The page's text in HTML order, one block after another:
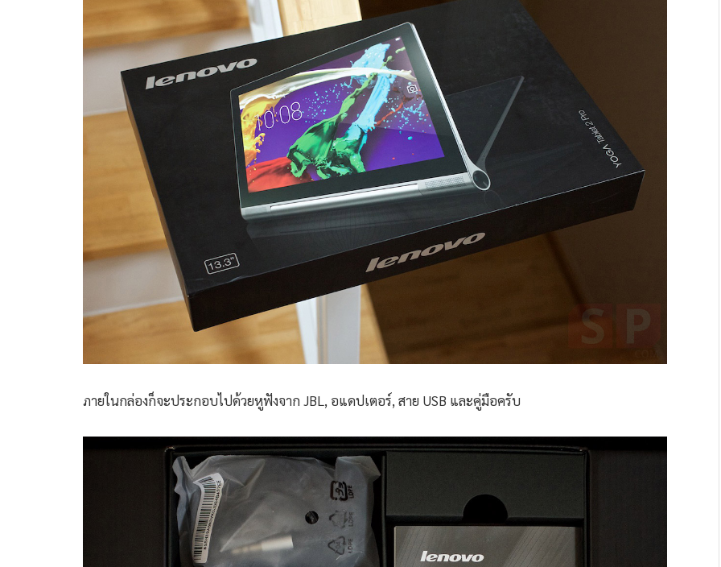
ภายในกล่องก็จะประกอบไปด้วยหูฟังจาก JBL, อแดปเตอร์, สาย USB และคู่มือครับ